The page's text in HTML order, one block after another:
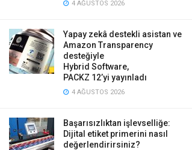
4 AĞUSTOS 2026
Yapay zekâ destekli asistan ve
Amazon Transparency
desteğiyle
Hybrid Software,
PACKZ 12’yi yayınladı
4 AĞUSTOS 2026
Başarısızlıktan işlevselliğe:
Dijital etiket primerini nasıl
değerlendirirsiniz?